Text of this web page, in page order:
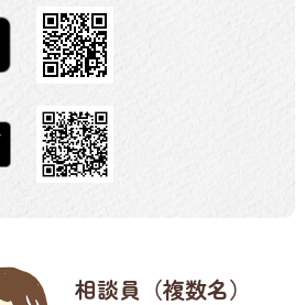
相談員（複数名）